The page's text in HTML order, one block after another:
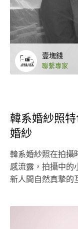
壹塊錢
聯繫專家
韓系婚紗照
婚紗
韓系婚紗照在拍攝
感流露，拍攝中的
新人間自然真摯的